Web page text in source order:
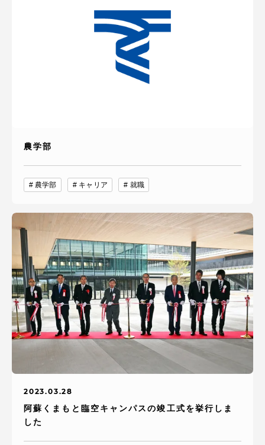
農学部
農学部 キャリア 就職
2023.03.28
阿蘇くまもと臨空キャンパスの竣工式を挙行しま
した